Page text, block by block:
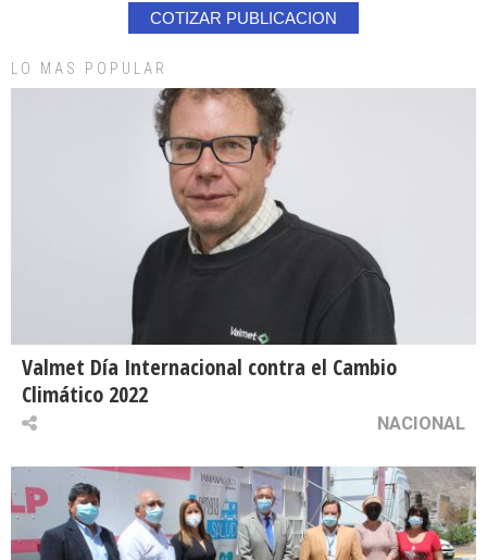
COTIZAR PUBLICACION
LO MAS POPULAR
Valmet Día Internacional contra el Cambio
Climático 2022
NACIONAL